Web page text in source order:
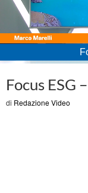
Unmute Loaded:
Focus ESG
di Redazione Video